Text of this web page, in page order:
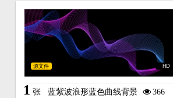
HD
源文件
1 张蓝紫波浪形蓝色曲线背景 366